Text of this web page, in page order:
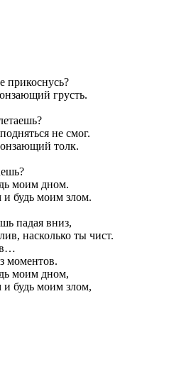
прикоснусь?
грусть.
не смог.
толк.
моим дном.
и будь моим злом.
падая вниз,
насколько ты чист.
моментов.
моим дном,
и будь моим злом,